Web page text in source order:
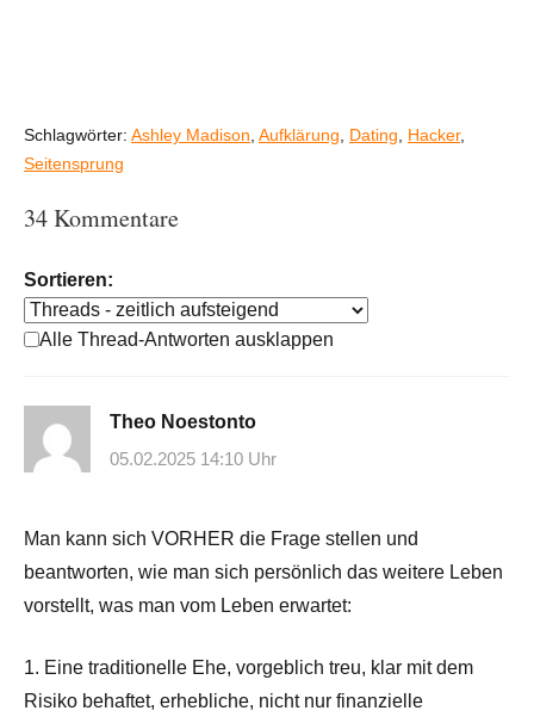
Schlagwörter: Ashley Madison Aufklärung Dating Hacker,
Seitensprung
34 Kommentare
Sortieren:
Alle Thread-Antworten ausklappen
Theo Noestonto
05.02.2025 14:10 Uhr
Man kann sich VORHER die Frage stellen und
beantworten, wie man sich persönlich das weitere Leben
vorstellt, was man vom Leben erwartet:
1. Eine traditionelle Ehe, vorgeblich treu, klar mit dem
Risiko behaftet, erhebliche, nicht nur finanzielle